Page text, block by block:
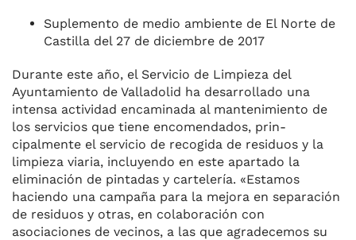
Suplemento de medio ambiente de El Norte de
Castilla del 27 de diciembre de 2017
Durante este año, el Ser­vicio de Limpieza del
Ayuntamien­to de Valladolid ha desarrollado una
intensa actividad encamina­da al mantenimiento de
los servi­cios que tiene encomendados, prin­
cipalmente el servicio de recogi­da de residuos y la
limpieza viaria, incluyendo en este apartado la
eliminación de pintadas y cartelería. «Estamos
haciendo una campaña para la mejora en sepa­ración
de residuos y otras, en co­laboración con
asociaciones de ve­cinos, a las que agradecemos su